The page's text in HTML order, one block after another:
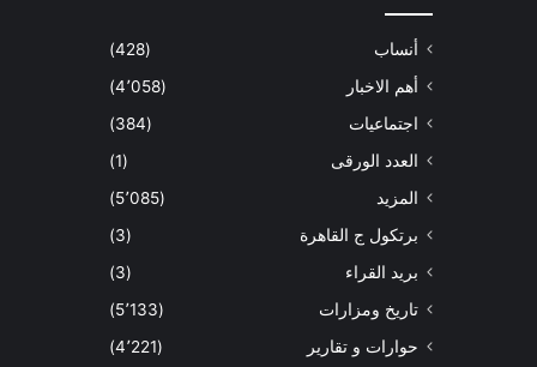
أنساب
(428)
أهم الاخبار
(4٬058)
اجتماعيات
(384)
العدد الورقى
(1)
المزيد
(5٬085)
برتكول ج القاهرة
(3)
بريد القراء
(3)
تاريخ ومزارات
(5٬133)
حوارات و تقارير
(4٬221)